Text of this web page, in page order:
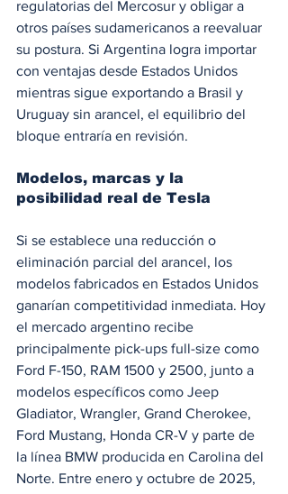
regulatorias del Mercosur y obligar a
otros países sudamericanos a reevaluar
su postura. Si Argentina logra importar
con ventajas desde Estados Unidos
mientras sigue exportando a Brasil y
Uruguay sin arancel, el equilibrio del
bloque entraría en revisión.
Modelos, marcas y la
posibilidad real de Tesla
Si se establece una reducción o
eliminación parcial del arancel, los
modelos fabricados en Estados Unidos
ganarían competitividad inmediata. Hoy
el mercado argentino recibe
principalmente pick-ups full-size como
Ford F-150, RAM 1500 y 2500, junto a
modelos específicos como Jeep
Gladiator, Wrangler, Grand Cherokee,
Ford Mustang, Honda CR-V y parte de
la línea BMW producida en Carolina del
Norte. Entre enero y octubre de 2025,